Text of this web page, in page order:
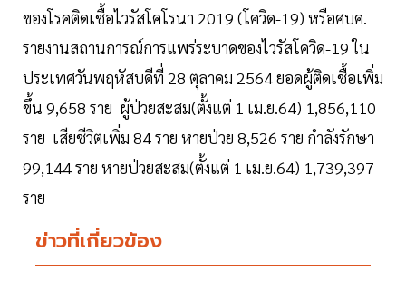
ของโรคติดเชื้อไวรัสโคโรนา 2019 (โควิด-19) หรือศบค.
รายงานสถานการณ์การแพร่ระบาดของไวรัสโควิด-19 ใน
ประเทศวันพฤหัสบดีที่ 28 ตุลาคม 2564 ยอดผู้ติดเชื้อเพิ่ม
ขึ้น 9,658 ราย ผู้ป่วยสะสม(ตั้งแต่ 1 เม.ย.64) 1,856,110
ราย เสียชีวิตเพิ่ม 84 ราย หายป่วย 8,526 ราย กำลังรักษา
99,144 ราย หายป่วยสะสม(ตั้งแต่ 1 เม.ย.64) 1,739,397
ราย
ข่าวที่เกี่ยวข้อง